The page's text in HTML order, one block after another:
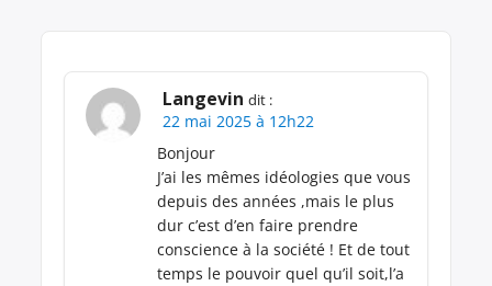
Langevin dit :
22 mai 2025 à 12h22
Bonjour
J’ai les mêmes idéologies que vous
depuis des années ,mais le plus
dur c’est d’en faire prendre
conscience à la société ! Et de tout
temps le pouvoir quel qu’il soit,l’a